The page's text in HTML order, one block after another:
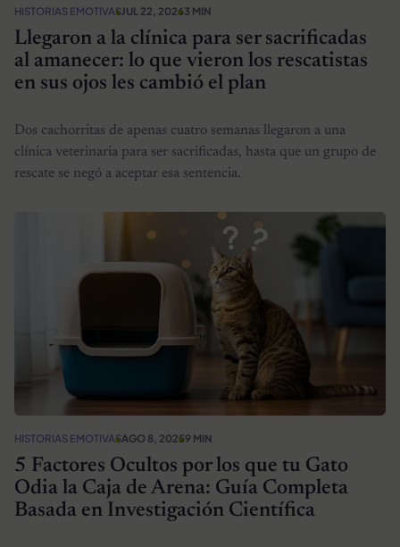
HISTORIAS EMOTIVASJUL 22, 20263 MIN
Llegaron a la clínica para ser sacrificadas
al amanecer: lo que vieron los rescatistas
en sus ojos les cambió el plan
Dos cachorritas de apenas cuatro semanas llegaron a una
clínica veterinaria para ser sacrificadas, hasta que un grupo de
rescate se negó a aceptar esa sentencia.
HISTORIAS EMOTIVASAGO 8, 20259 MIN
5 Factores Ocultos por los que tu Gato
Odia la Caja de Arena: Guía Completa
Basada en Investigación Científica